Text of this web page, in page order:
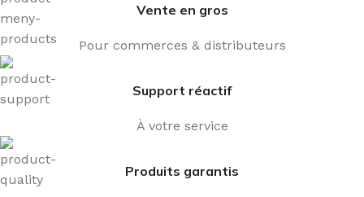
Vente en gros
Pour commerces & distributeurs
Support réactif
À votre service
Produits garantis